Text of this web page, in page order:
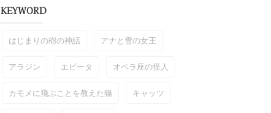
KEYWORD
はじまりの樹の神話 アナと雪の女王
アラジン エビータ オペラ座の怪人
カモメに飛ぶことを教えた猫 キャッツ